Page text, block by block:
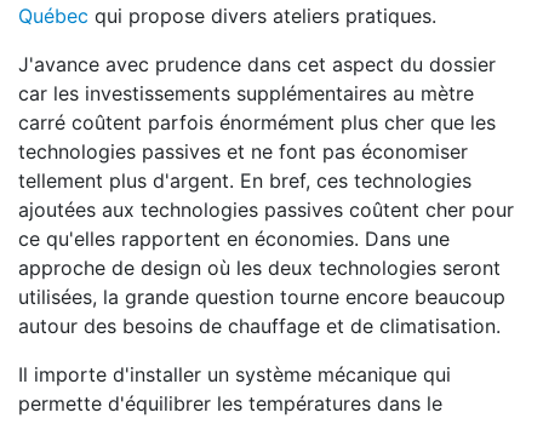
Québec qui propose divers ateliers pratiques.
J'avance avec prudence dans cet aspect du dossier
car les investissements supplémentaires au mètre
carré coûtent parfois énormément plus cher que les
technologies passives et ne font pas économiser
tellement plus d'argent. En bref, ces technologies
ajoutées aux technologies passives coûtent cher pour
ce qu'elles rapportent en économies. Dans une
approche de design où les deux technologies seront
utilisées, la grande question tourne encore beaucoup
autour des besoins de chauffage et de climatisation.
Il importe d'installer un système mécanique qui
permette d'équilibrer les températures dans le